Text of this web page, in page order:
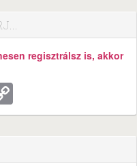
regisztrálsz is, akkor